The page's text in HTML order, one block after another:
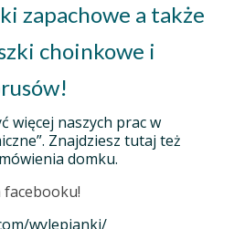
zapachowe a także
choinkowe i
więcej naszych prac w
Znajdziesz tutaj też
domku.
wylepianki/